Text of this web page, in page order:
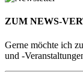
ZUM NEWS-
Gerne möchte ich
und -